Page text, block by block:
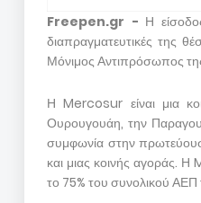
Freepen.gr - Η
διαπραγματευτικές της
Μόνιμος Αντιπρόσωπος
Η Mercosur είναι μια
Ουρουγουάη, την
συμφωνία στην
και μιας κοινής αγοράς.
το 75% του συνολικού ΑΕΠ